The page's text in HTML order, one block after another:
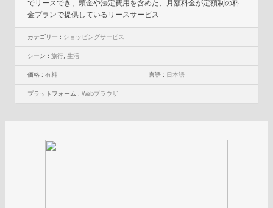
でリースでき、頭金や法定費用を含めた、月額料金が定額制の料
金プランで提供しているリースサービス
カテゴリー : ショッピングサービス
シーン :旅行 ,生活
価格 :有料 言語 : 日本語
プラットフォーム :Webブラウザ